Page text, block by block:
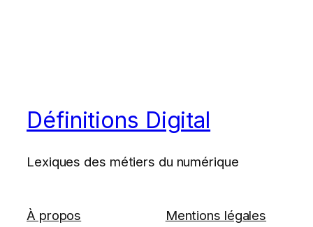
Définitions Digital
Lexiques des métiers du numérique
À propos
Mentions légales